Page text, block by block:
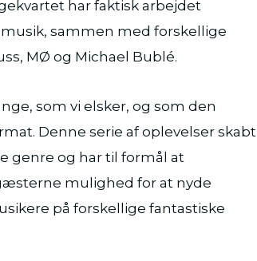
har faktisk arbejdet
sammen med forskellige
MØ og Michael Bublé.
som vi elsker, og som den
Denne serie af oplevelser skabt
genre og har til formål at
mulighed for at nyde
på forskellige fantastiske